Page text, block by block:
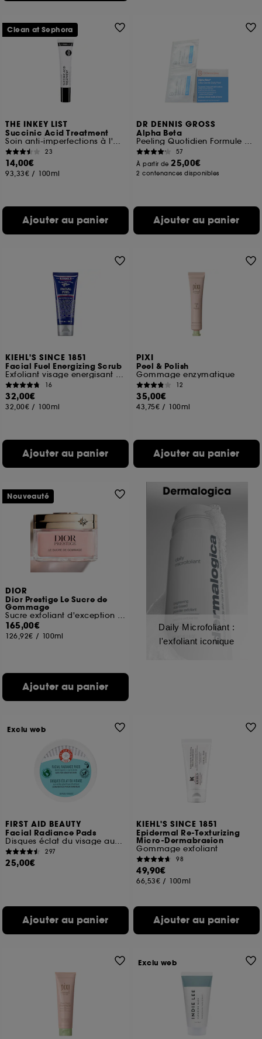
THE INKEY LIST
Succinic Acid Treatment
Soin anti-imperfections à l'acide succinique
23
14,00€
93,33€ / 100ml
Ajouter au panier
Clean at Sephora
DR DENNIS GROSS
Alpha Beta
Peeling Quotidien Formule Ultra-Douce
57
À partir de25,00€
2 contenances disponibles
Ajouter au panier
KIEHL'S SINCE 1851
Facial Fuel Energizing Scrub
Exfoliant visage energisant pour homme
16
32,00€
32,00€ / 100ml
Ajouter au panier
PIXI
Peel & Polish
Gommage enzymatique
12
35,00€
43,75€ / 100ml
Ajouter au panier
DIOR
Dior Prestige Le Sucre de
Gommage
Sucre exfoliant d'exception visage
165,00€
126,92€ / 100ml
Ajouter au panier
Nouveauté
Daily Microfoliant :
l'exfoliant iconique
FIRST AID BEAUTY
Facial Radiance Pads
Disques éclat du visage aux Acides Glycolique + Lactique
297
25,00€
Ajouter au panier
Exclu web
KIEHL'S SINCE 1851
Epidermal Re-Texturizing
Micro-Dermabrasion
Gommage exfoliant
98
49,90€
66,53€ / 100ml
Ajouter au panier
Exclu web